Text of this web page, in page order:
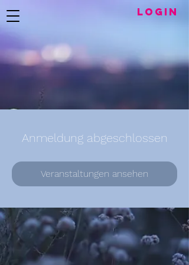
LogIN
Anmeldung abgeschlossen
Veranstaltungen ansehen